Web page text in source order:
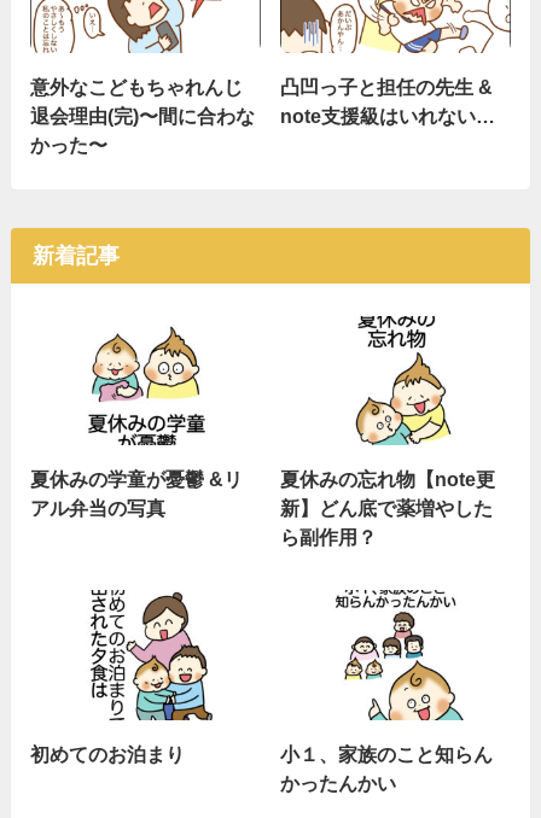
意外なこどもちゃれんじ
退会理由(完)〜間に合わな
かった〜
凸凹っ子と担任の先生 &
note支援級はいれない…
新着記事
夏休みの学童が憂鬱 &リ
アル弁当の写真
夏休みの忘れ物【note更
新】どん底で薬増やした
ら副作用？
初めてのお泊まり
小１、家族のこと知らん
かったんかい